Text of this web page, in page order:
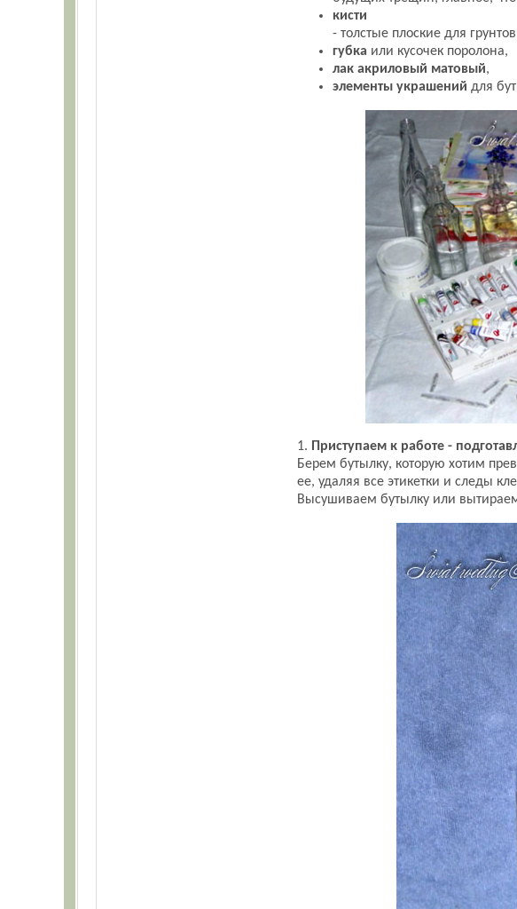
кисти
- толстые плоские для
губка или кусочек поролона,
лак акриловый матовый,
элементы украшений для
1. Приступаем к работе -
Берем бутылку, которую хотим
ее, удаляя все этикетки и следы
Высушиваем бутылку или